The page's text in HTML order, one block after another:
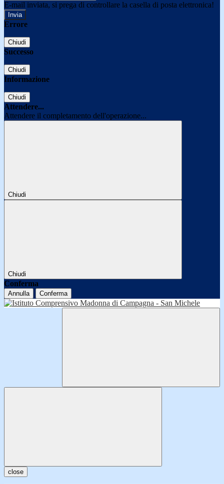
E-mail inviata, si prega di controllare la casella di posta elettronica!
Errore
Chiudi
Successo
Chiudi
Informazione
Chiudi
Attendere...
Attendere il completamento dell'operazione...
Chiudi
Chiudi
Conferma
Annulla Conferma
close